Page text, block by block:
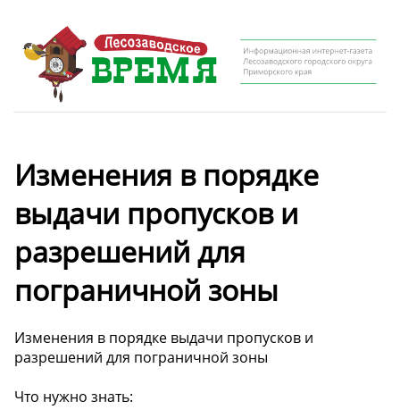
Изменения в порядке
выдачи пропусков и
разрешений для
пограничной зоны
Изменения в порядке выдачи пропусков и
разрешений для пограничной зоны
Что нужно знать: